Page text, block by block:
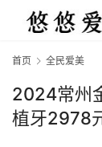
首页 全民爱美
2024常州
植牙2978